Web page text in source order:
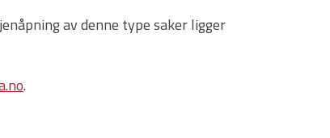
av denne type saker ligger
.